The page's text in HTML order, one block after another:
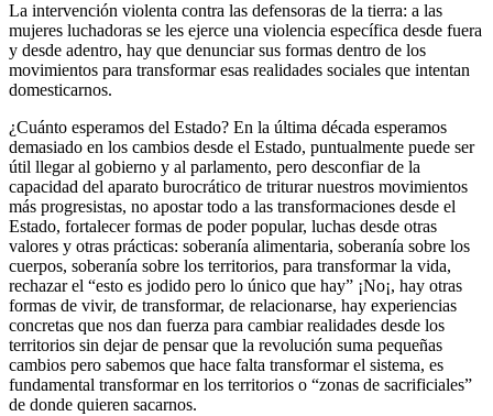
La intervención violenta contra las defensoras de la tierra: a las
mujeres luchadoras se les ejerce una violencia específica desde fuera
y desde adentro, hay que denunciar sus formas dentro de los
movimientos para transformar esas realidades sociales que intentan
domesticarnos.
¿Cuánto esperamos del Estado? En la última década esperamos
demasiado en los cambios desde el Estado, puntualmente puede ser
útil llegar al gobierno y al parlamento, pero desconfiar de la
capacidad del aparato burocrático de triturar nuestros movimientos
más progresistas, no apostar todo a las transformaciones desde el
Estado, fortalecer formas de poder popular, luchas desde otras
valores y otras prácticas: soberanía alimentaria, soberanía sobre los
cuerpos, soberanía sobre los territorios, para transformar la vida,
rechazar el “esto es jodido pero lo único que hay” ¡No¡, hay otras
formas de vivir, de transformar, de relacionarse, hay experiencias
concretas que nos dan fuerza para cambiar realidades desde los
territorios sin dejar de pensar que la revolución suma pequeñas
cambios pero sabemos que hace falta transformar el sistema, es
fundamental transformar en los territorios o “zonas de sacrificiales”
de donde quieren sacarnos.